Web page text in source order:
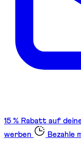
15 % Rabatt auf
werben
Bezahle